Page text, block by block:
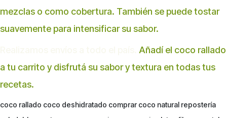
mezclas o como cobertura. También se puede tostar
suavemente para intensificar su sabor.
Añadí el coco rallado
a tu carrito y disfrutá su sabor y textura en todas tus
recetas.
coco rallado coco deshidratado comprar coco natural repostería